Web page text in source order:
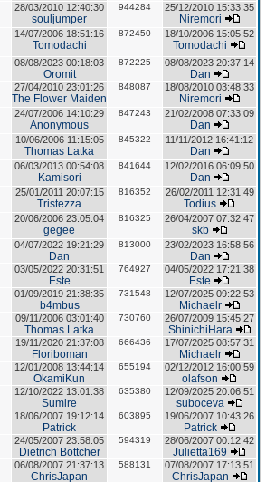
28/03/2010 12:40:30
souljumper
944284 25/12/2010 15:33:35
Niremori
14/07/2006 18:51:16
Tomodachi
872450 18/10/2006 15:05:52
Tomodachi
08/08/2023 00:18:03
Oromit
872225 08/08/2023 20:37:14
Dan
27/04/2010 23:01:26
The Flower Maiden
848087 18/08/2010 03:48:33
Niremori
24/07/2006 14:10:29
Anonymous
847243 21/02/2008 07:33:09
Dan
10/06/2006 11:15:05
Thomas Latka
845322 11/11/2012 16:41:12
Dan
06/03/2013 00:54:08
Kamisori
841644 12/02/2016 06:09:50
Dan
25/01/2011 20:07:15
Tristezza
816352 26/02/2011 12:31:49
Todius
20/06/2006 23:05:04
gegee
816325 26/04/2007 07:32:47
skb
04/07/2022 19:21:29
Dan
813000 23/02/2023 16:58:56
Dan
03/05/2022 20:31:51
Este
764927 04/05/2022 17:21:38
Este
01/09/2019 21:38:35
b4mbus
731548 12/07/2025 09:22:53
Michaelr
09/11/2006 03:01:40
Thomas Latka
730760 26/07/2009 15:45:27
ShinichiHara
19/11/2020 21:37:08
Floriboman
666436 17/07/2025 08:57:31
Michaelr
12/01/2008 13:44:14
OkamiKun
655194 02/12/2012 16:00:59
olafson
12/10/2022 13:01:38
Sumire
635380 12/09/2025 20:06:51
suboceva
18/06/2007 19:12:14
Patrick
603895 19/06/2007 10:43:26
Patrick
24/05/2007 23:58:05
Dietrich Böttcher
594319 28/06/2007 00:12:42
Julietta169
06/08/2007 21:37:13
ChrisJapan
588131 07/08/2007 17:13:51
ChrisJapan